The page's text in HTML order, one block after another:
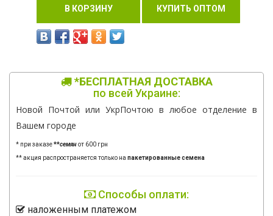
В КОРЗИНУ КУПИТЬ ОПТОМ
*БЕСПЛАТНАЯ ДОСТАВКА
по всей Украине:
Новой Почтой или УкрПочтою в любое отделение в
Вашем городе
* при заказе**семянот 600 грн
** акция распространяется только на пакетированные семена
Способы оплати:
наложенным платежом